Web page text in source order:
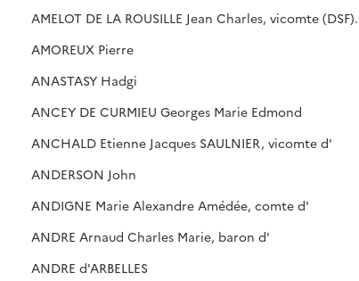
AMOREUX Pierre
ANASTASY Hadgi
ANCEY DE CURMIEU Georges Marie Edmond
ANCHALD Etienne Jacques SAULNIER, vicomte d'
ANDERSON John
ANDIGNE Marie Alexandre Amédée, comte d'
ANDRE Arnaud Charles Marie, baron d'
ANDRE d'ARBELLES